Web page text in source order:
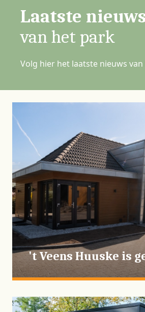
Laatste
van het park
Volg hier het laatste nieuws
't Veens Huuske is